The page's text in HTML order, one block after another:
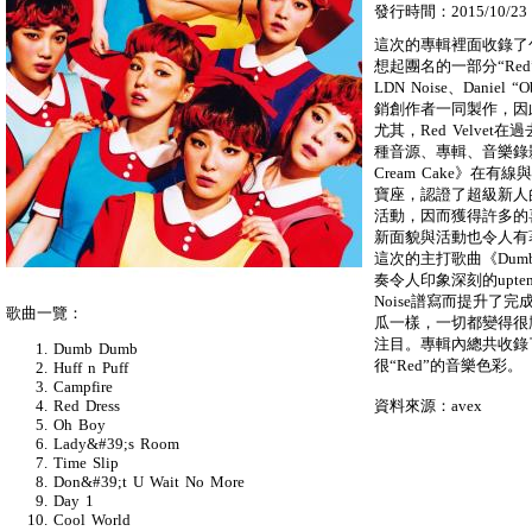
發行時間：2015/10/23
這次的專輯裡面收錄
想起團名的一部分
LDN Noise、Daniel
銷創作者一同製作，
尤其，Red Velvet在
種音源、專輯、音樂
Cream Cake》在有線
寶座，認證了超級新
活動，因而獲得許多
新面貌與活動也令人
這次的主打歌曲《
奏令人印象深刻的
Noise譜寫而提升了完
瓜一樣，一切都變得
注目。專輯內總共收
很“Red”的音樂色彩。
資料來源：avex
歌曲一覽：
Dumb Dumb
Huff n Puff
Campfire
Red Dress
Oh Boy
Lady&#39;s Room
Time Slip
Don&#39;t U Wait No More
Day 1
Cool World